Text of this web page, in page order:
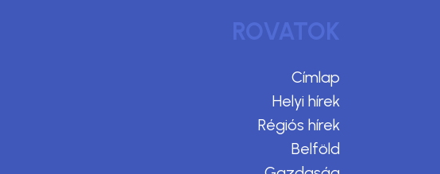
ROVATOK
Címlap
Helyi hírek
Régiós hírek
Belföld